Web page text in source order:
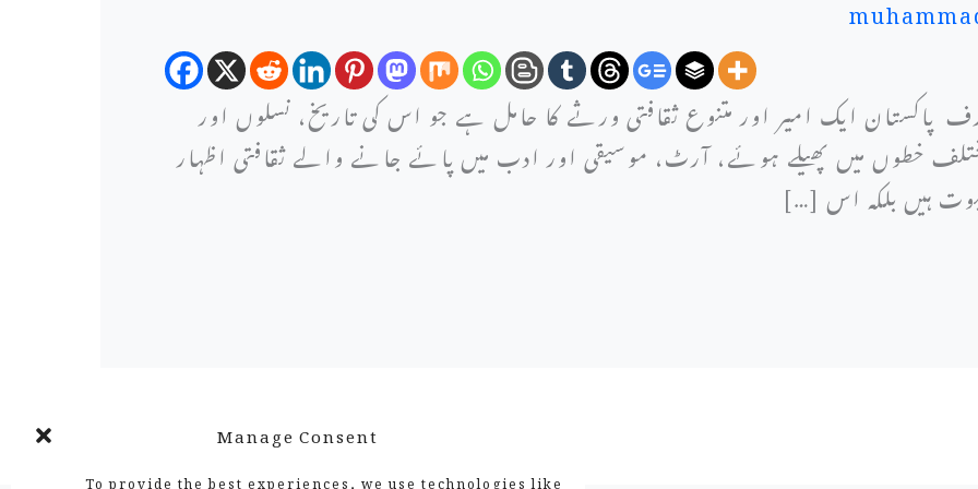
Manage Consent
To provide the best experiences, we use technologies like
پاکستان ایک امیر اور متنوع ثقافتی ورثے کا حامل ہے جو اس کی تاریخ، نسلوں اور
خطوں میں پھیلے ہوئے، آرٹ، موسیقی اور ادب میں پائے جانے والے ثقافتی اظہار
ہیں بلکہ اس […]